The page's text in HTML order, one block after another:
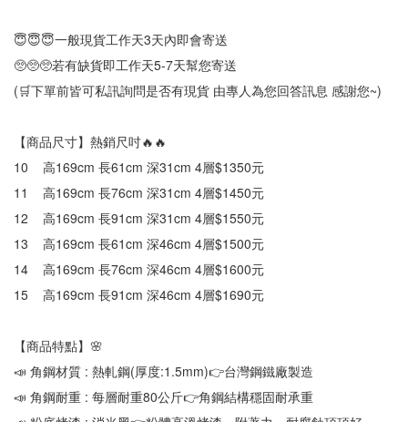
😇😇😇一般現貨工作天3天內即會寄送
🥺🥺🥺若有缺貨即工作天5-7天幫您寄送
(🛒下單前皆可私訊詢問是否有現貨 由專人為您回答訊息 感謝您~)
【商品尺寸】熱銷尺吋🔥🔥
10	高169cm 長61cm 深31cm 4層$1350元
11	高169cm 長76cm 深31cm 4層$1450元
12	高169cm 長91cm 深31cm 4層$1550元
13	高169cm 長61cm 深46cm 4層$1500元
14	高169cm 長76cm 深46cm 4層$1600元
15	高169cm 長91cm 深46cm 4層$1690元
【商品特點】🌸
📣 角鋼材質 : 熱軋鋼(厚度:1.5mm)👉台灣鋼鐵廠製造
📣 角鋼耐重 : 每層耐重80公斤👉角鋼結構穩固耐承重